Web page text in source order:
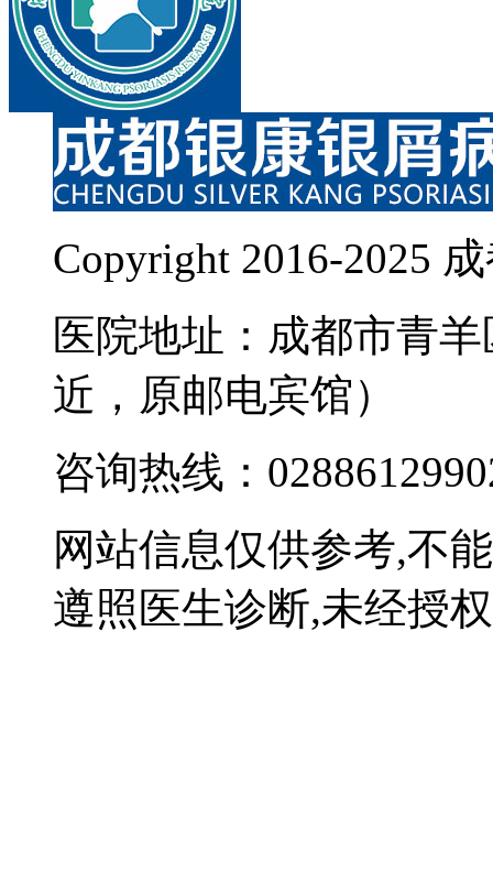
Copyright 2016-2025
医院地址：成都市青
近，原邮电宾馆）
咨询热线：
网站信息仅供参考,不
遵照医生诊断,未经授